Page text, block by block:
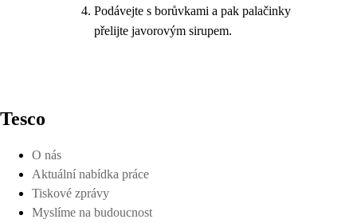
Podávejte s borůvkami a pak palačinky
přelijte javorovým sirupem.
Tesco
O nás
Aktuální nabídka práce
Tiskové zprávy
Myslíme na budoucnost